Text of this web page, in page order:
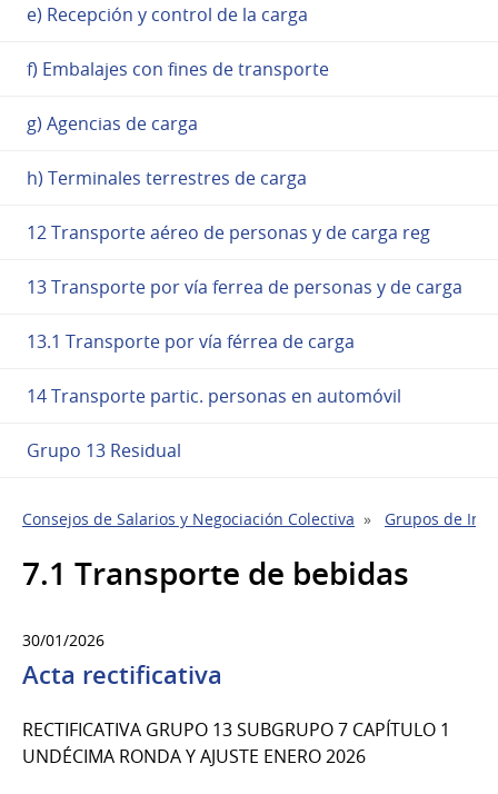
e) Recepción y control de la carga
f) Embalajes con fines de transporte
g) Agencias de carga
h) Terminales terrestres de carga
12 Transporte aéreo de personas y de carga reg
13 Transporte por vía ferrea de personas y de carga
13.1 Transporte por vía férrea de carga
14 Transporte partic. personas en automóvil
Grupo 13 Residual
Consejos de Salarios y Negociación Colectiva Grupos de
7.1 Transporte de bebidas
30/01/2026
Acta rectificativa
RECTIFICATIVA GRUPO 13 SUBGRUPO 7 CAPÍTULO 1
UNDÉCIMA RONDA Y AJUSTE ENERO 2026